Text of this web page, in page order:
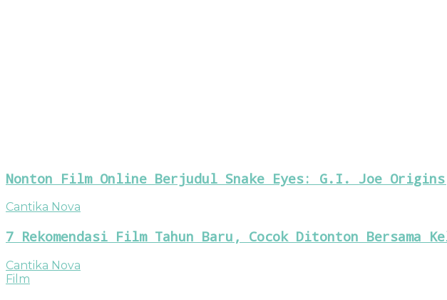
Nonton Film Online Berjudul Snake Eyes: G.I. Joe
Cantika Nova
7 Rekomendasi Film Tahun Baru, Cocok Ditonton Bersama
Cantika Nova
Film